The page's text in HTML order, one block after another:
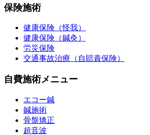
保険施術
健康保険（怪我）
健康保険（鍼灸）
労災保険
交通事故治療（自賠責保険）
自費施術メニュー
エコー鍼
鍼施術
骨盤矯正
超音波